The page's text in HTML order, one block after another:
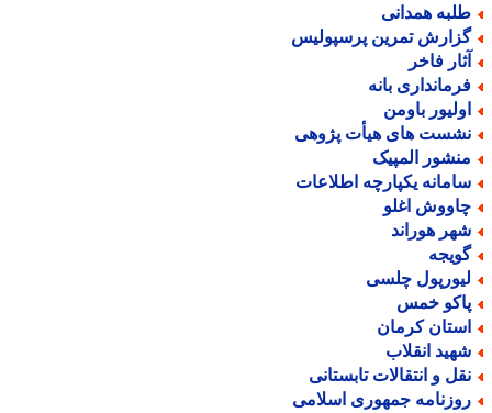
همدانی
تمرین پرسپولیس
فاخر
بانه
باومن
های هیأت پژوهی
المپیک
یکپارچه اطلاعات
اغلو
هوراند
چلسی
خمس
کرمان
انقلاب
و انتقالات تابستانی
جمهوری اسلامی